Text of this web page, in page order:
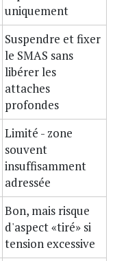
uniquement
Suspendre et fixer
le SMAS sans
libérer les
attaches
profondes
Limité - zone
souvent
insuffisamment
adressée
Bon, mais risque
d'aspect «tiré» si
tension excessive